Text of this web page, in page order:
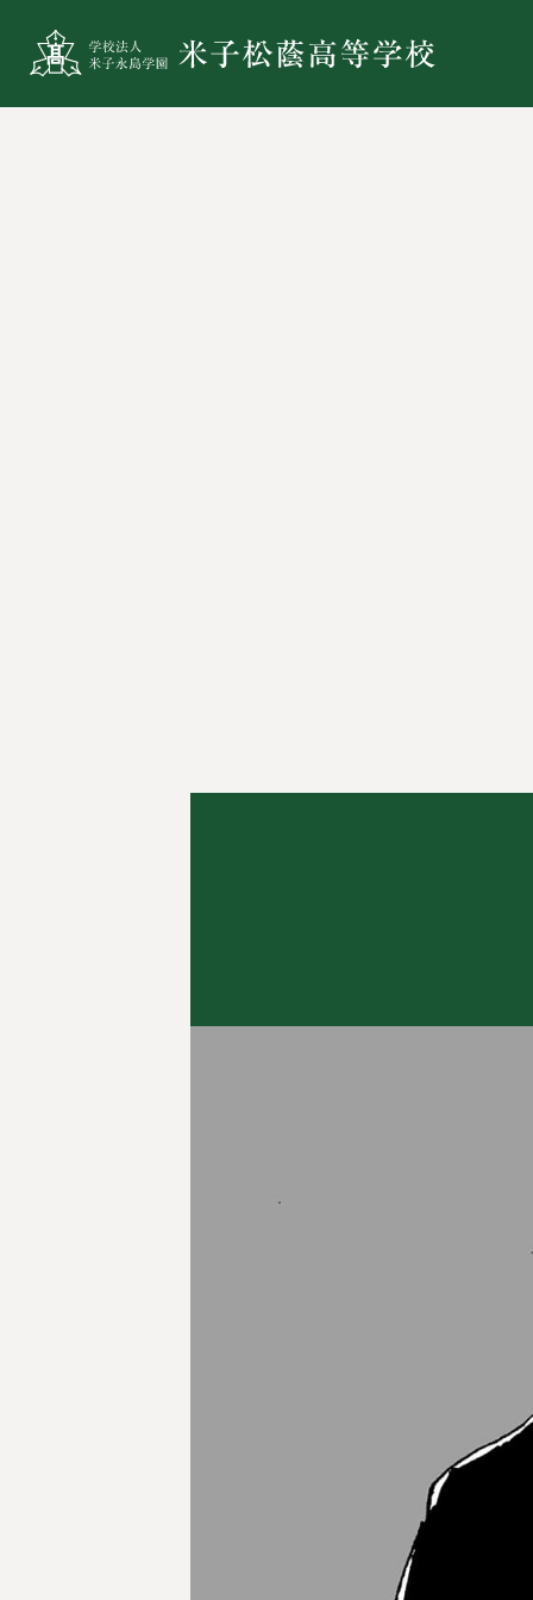
体操部
男子バスケットボール部